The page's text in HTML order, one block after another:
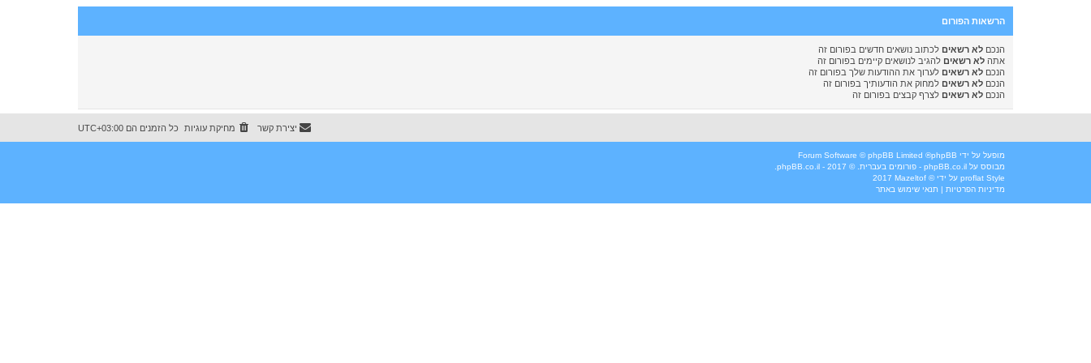
הרשאות הפורום
הנכם לא רשאים לכתוב נושאים חדשים בפורום זה
אתה לא רשאים להגיב לנושאים קיימים בפורום זה
הנכם לא רשאים לערוך את ההודעות שלך בפורום זה
הנכם לא רשאים למחוק את הודעותיך בפורום זה
הנכם לא רשאים לצרף קבצים בפורום זה
כל הזמנים הם UTC+03:00 מחיקת עוגיות יצירת קשר
מופעל על ידי phpBB
® Forum Software © phpBB Limited
מבוסס על phpBB.co.il - פורומים בעברית
. © 2017 - phpBB.co.il.
Style
proflat על ידי © Mazeltof
מדיניות הפרטיות | תנאי שימוש באתר